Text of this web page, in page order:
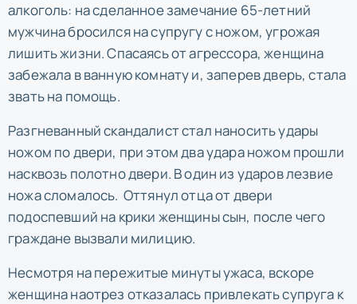
алкоголь: на сделанное замечание 65-летний
мужчина бросился на супругу с ножом, угрожая
лишить жизни. Спасаясь от агрессора, женщина
забежала в ванную комнату и, заперев дверь, стала
звать на помощь.
Разгневанный скандалист стал наносить удары
ножом по двери, при этом два удара ножом прошли
насквозь полотно двери. В один из ударов лезвие
ножа сломалось. Оттянул отца от двери
подоспевший на крики женщины сын, после чего
граждане вызвали милицию.
Несмотря на пережитые минуты ужаса, вскоре
женщина наотрез отказалась привлекать супруга к